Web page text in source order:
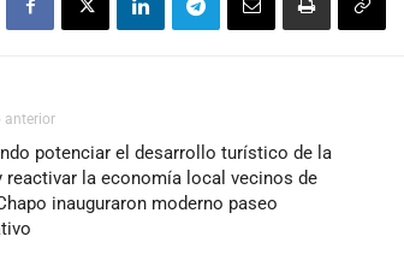
anterior
potenciar el desarrollo turístico de la
reactivar la economía local vecinos de
inauguraron moderno paseo